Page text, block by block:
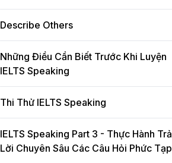
Describe Others
Những Điều Cần Biết Trước Khi Luyện
IELTS Speaking
Thi Thử IELTS Speaking
IELTS Speaking Part 3 - Thực Hành Trả
Lời Chuyên Sâu Các Câu Hỏi Phức Tạp